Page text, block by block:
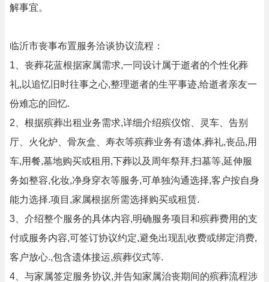
解事宜。
临沂市丧事布置服务洽谈协议流程：
1、丧葬花蓝根据家属需求,一同设计属于逝者的个性化葬
礼,以追忆旧时往事之心,整理逝者的生平事迹,给逝者亲友一
份难忘的回忆.
2、根据殡葬出租业务需求,详细介绍殡仪馆、灵车、告别
厅、火化炉、骨灰盒、寿衣等殡葬业务有遗体,葬礼,丧品,用
车,用餐,墓地购买或租用,下葬以及周年祭拜,扫墓等,延伸服
务如整容,化妆,净身穿衣等服务,可单独沟通选择,客户按自身
能力选择.项目,家属根据所需选择购买或租赁.
3、介绍整个服务的具体内容,明确服务项目和殡葬费用的支
付或服务内容,可签订协议约定,避免出现乱收费或绑定消费,
客户放心.,包含遗体接运,殡葬仪式等.
4、与家属签定服务协议,并告知家属治丧期间的殡葬流程涉